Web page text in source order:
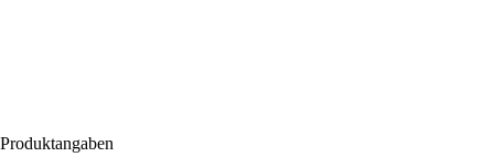
Produktangaben